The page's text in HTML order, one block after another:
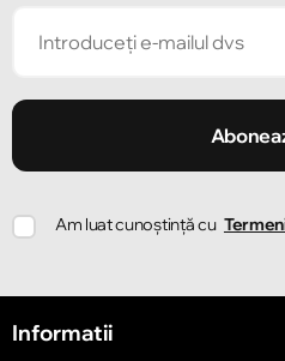
Am luat cunoștință cu
Informatii